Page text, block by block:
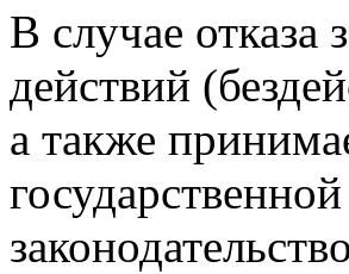
В случае отказа
действий
а также